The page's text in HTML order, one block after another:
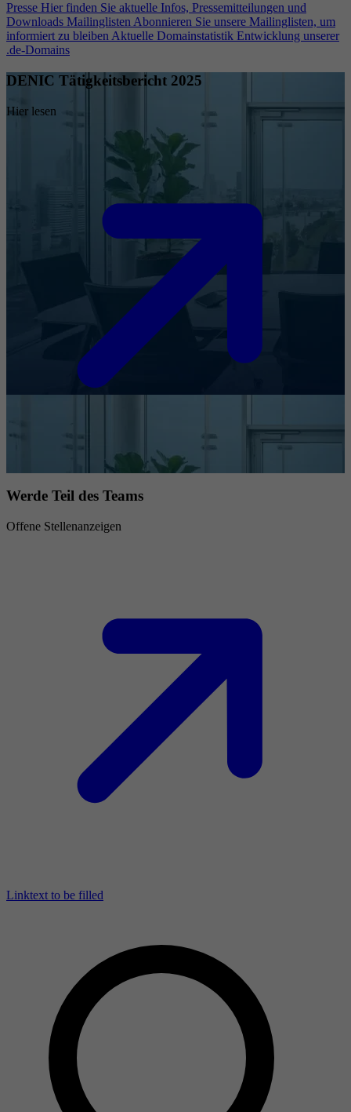
Presse Hier finden Sie aktuelle Infos, Pressemitteilungen und
Downloads Mailinglisten Abonnieren Sie unsere Mailinglisten, um
informiert zu bleiben Aktuelle Domainstatistik Entwicklung unserer
.de-Domains
DENIC Tätigkeitsbericht 2025
Hier lesen
Werde Teil des Teams
Offene Stellenanzeigen
Linktext to be filled